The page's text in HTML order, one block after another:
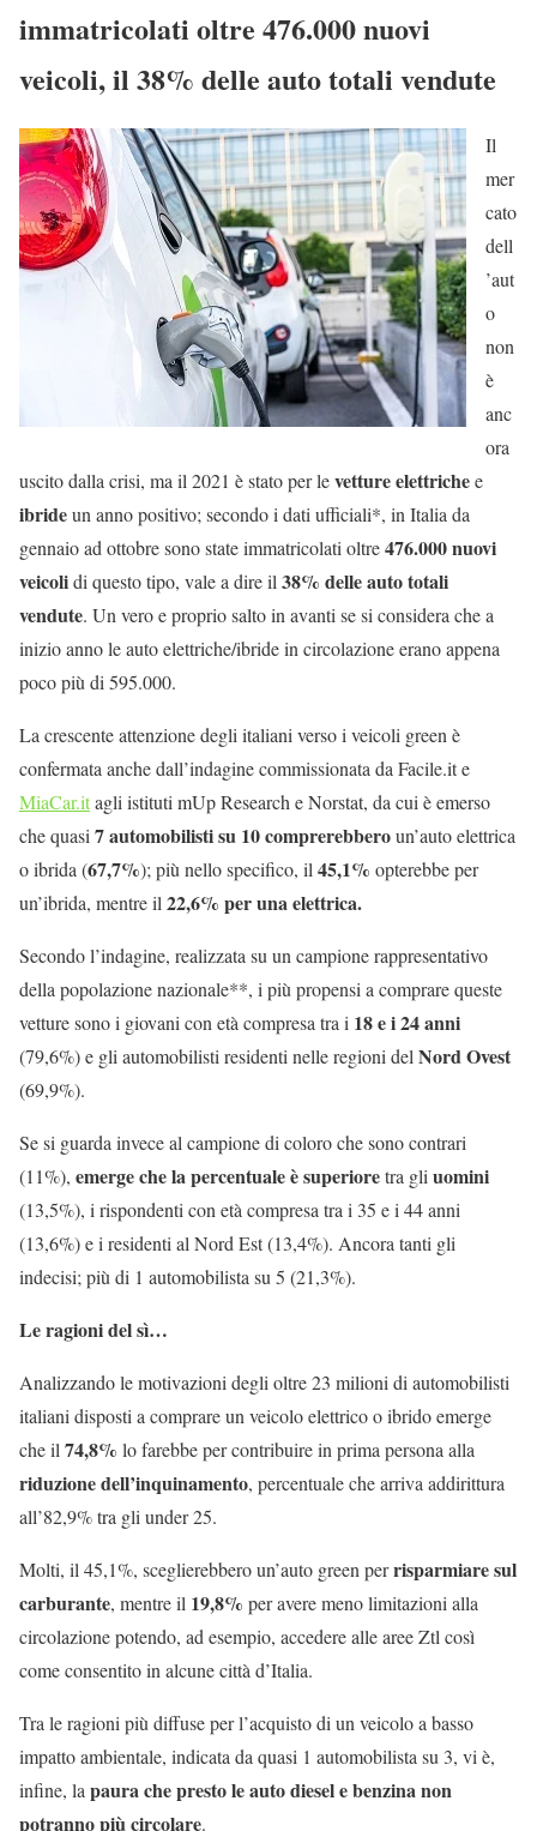
immatricolati oltre 476.000 nuovi
veicoli, il 38% delle auto totali vendute
Il
mer
cato
dell
’aut
o
non
è
anc
ora
uscito dalla crisi, ma il 2021 è stato per levetture elettrichee
ibrideun anno positivo; secondo i dati ufficiali*, in Italia da
gennaio ad ottobre sono state immatricolati oltre476.000 nuovi
veicolidi questo tipo, vale a dire il 38% delle auto totali
vendute. Un vero e proprio salto in avanti se si considera che a
inizio anno le auto elettriche/ibride in circolazione erano appena
poco più di 595.000.
La crescente attenzione degli italiani verso i veicoli green è
confermata anche dall’indagine commissionata da Facile.it e
MiaCar.itagli istituti mUp Research e Norstat, da cui è emerso
che quasi 7 automobilisti su 10comprerebberoun’auto elettrica
o ibrida (67,7%); più nello specifico, il 45,1% opterebbe per
un’ibrida, mentre il 22,6% per una elettrica.
Secondo l’indagine, realizzata su un campione rappresentativo
della popolazione nazionale**, i più propensi a comprare queste
vetture sono i giovani con età compresa tra i 18 e i 24 anni
(79,6%) e gli automobilisti residenti nelle regioni del Nord Ovest
(69,9%).
Se si guarda invece al campione di coloro che sono contrari
(11%), emerge che la percentuale è superioretra gli uomini
(13,5%), i rispondenti con età compresa tra i 35 e i 44 anni
(13,6%) e i residenti al Nord Est (13,4%). Ancora tanti gli
indecisi; più di 1 automobilista su 5 (21,3%).
Le ragioni del sì…
Analizzando le motivazioni degli oltre 23 milioni di automobilisti
italiani disposti a comprare un veicolo elettrico o ibrido emerge
che il 74,8% lo farebbe per contribuire in prima persona alla
riduzione dell’inquinamento, percentuale che arriva addirittura
all’82,9% tra gli under 25.
Molti, il 45,1%, sceglierebbero un’auto green perrisparmiare sul
carburante, mentre il 19,8% per avere meno limitazioni alla
circolazione potendo, ad esempio, accedere alle aree Ztl così
come consentito in alcune città d’Italia.
Tra le ragioni più diffuse per l’acquisto di un veicolo a basso
impatto ambientale, indicata da quasi 1 automobilista su 3, vi è,
infine, la paura che presto le auto diesel e benzina non
potranno più circolare.